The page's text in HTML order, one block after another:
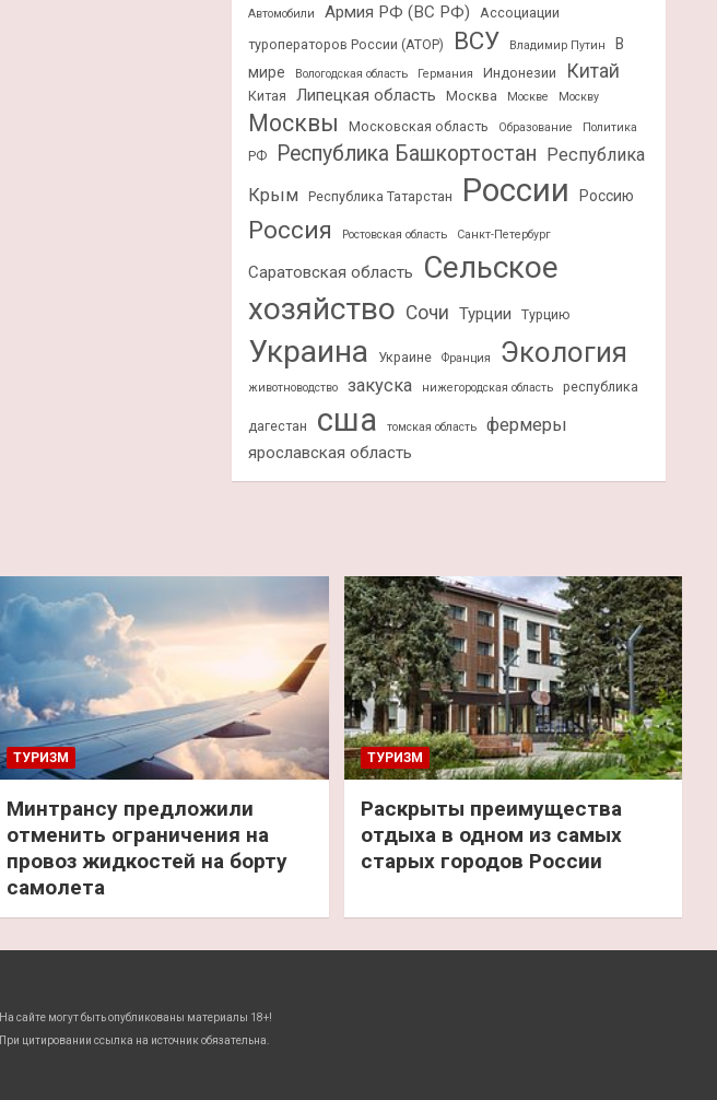
Автомобили Армия РФ (ВС РФ)
Ассоциации
туроператоров России (АТОР)
ВСУ Владимир Путин
В
мире
Вологодская область Германия Индонезии Китай
Китая Липецкая область Москва Москве Москву
Москвы Московская область Образование Политика
РФ Республика Башкортостан Республика
Крым
Республика Татарстан России Россию
Россия Ростовская область Санкт-Петербург
Саратовская область
Сельское
хозяйство Сочи Турции Турцию
Украина Украине Франция Экология
животноводство закуска нижегородская область республика
дагестан сша томская область фермеры
ярославская область
ТУРИЗМ
Минтрансу предложили
отменить ограничения на
провоз жидкостей на борту
самолета
ТУРИЗМ
Раскрыты преимущества
отдыха в одном из самых
старых городов России
На сайте могут быть опубликованы материалы 18+!
При цитировании ссылка на источник обязательна.